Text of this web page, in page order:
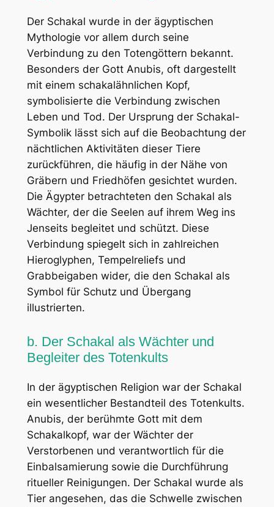
Der Schakal wurde in der ägyptischen
Mythologie vor allem durch seine
Verbindung zu den Totengöttern bekannt.
Besonders der Gott Anubis, oft dargestellt
mit einem schakalähnlichen Kopf,
symbolisierte die Verbindung zwischen
Leben und Tod. Der Ursprung der Schakal-
Symbolik lässt sich auf die Beobachtung der
nächtlichen Aktivitäten dieser Tiere
zurückführen, die häufig in der Nähe von
Gräbern und Friedhöfen gesichtet wurden.
Die Ägypter betrachteten den Schakal als
Wächter, der die Seelen auf ihrem Weg ins
Jenseits begleitet und schützt. Diese
Verbindung spiegelt sich in zahlreichen
Hieroglyphen, Tempelreliefs und
Grabbeigaben wider, die den Schakal als
Symbol für Schutz und Übergang
illustrierten.
b. Der Schakal als Wächter und
Begleiter des Totenkults
In der ägyptischen Religion war der Schakal
ein wesentlicher Bestandteil des Totenkults.
Anubis, der berühmte Gott mit dem
Schakalkopf, war der Wächter der
Verstorbenen und verantwortlich für die
Einbalsamierung sowie die Durchführung
ritueller Reinigungen. Der Schakal wurde als
Tier angesehen, das die Schwelle zwischen